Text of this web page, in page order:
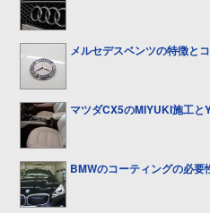
メルセデスベンツの特徴と
マツダCX5のMIYUKI施工
BMWのコーティングの必要